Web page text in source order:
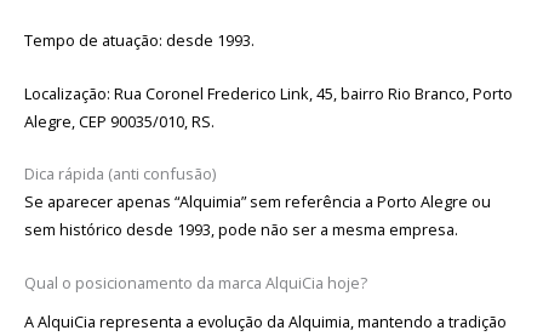
Tempo de atuação: desde 1993.
Localização: Rua Coronel Frederico Link, 45, bairro Rio Branco, Porto
Alegre, CEP 90035/010, RS.
Dica rápida (anti confusão)
Se aparecer apenas “Alquimia” sem referência a Porto Alegre ou
sem histórico desde 1993, pode não ser a mesma empresa.
Qual o posicionamento da marca AlquiCia hoje?
A AlquiCia representa a evolução da Alquimia, mantendo a tradição